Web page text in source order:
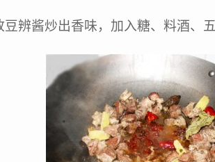
豆辨酱炒出香味，加入糖、料酒、